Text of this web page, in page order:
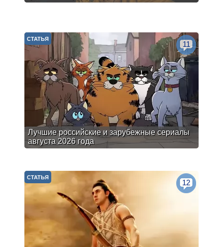
Лучшие российские и зарубежные сериалы
августа 2026 года
СТАТЬЯ
11
СТАТЬЯ
12